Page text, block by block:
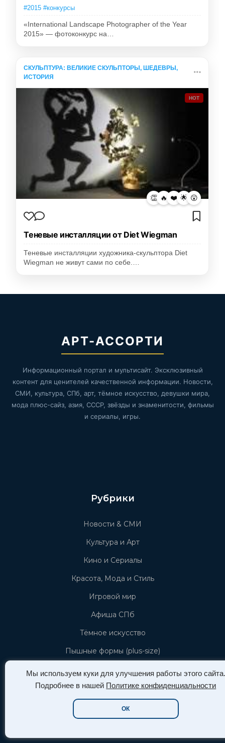
Мы используем куки для улучшения работы этого сайта.
Подробнее в нашей Политике конфиденциальности
ОК
#2015 #конкурсы
«International Landscape Photographer of the Year
2015» — фотоконкурс на…
СКУЛЬПТУРА: ВЕЛИКИЕ СКУЛЬПТОРЫ, ШЕДЕВРЫ,
ИСТОРИЯ
HOT
👏 🔥 ❤️ 🌟 😮
Теневые инсталляции от Diet Wiegman
Теневые инсталляции художника-скульптора Diet
Wiegman не живут сами по себе.…
АРТ-АССОРТИ
Информационный портал и мультисайт. Эксклюзивный
контент для ценителей качественной информации. Новости,
СМИ, культура, СПб, арт, тёмное искусство, девушки мира,
мода плюс-сайз, азия, СССР, звёзды и знаменитости, фильмы
и сериалы, игры.
Рубрики
Новости & СМИ
Культура и Арт
Кино и Сериалы
Красота, Мода и Стиль
Игровой мир
Афиша СПб
Тёмное искусство
Пышные формы (plus-size)
Новости Азии (азиатской культуры)
Звёзды и знаменистоти
Info